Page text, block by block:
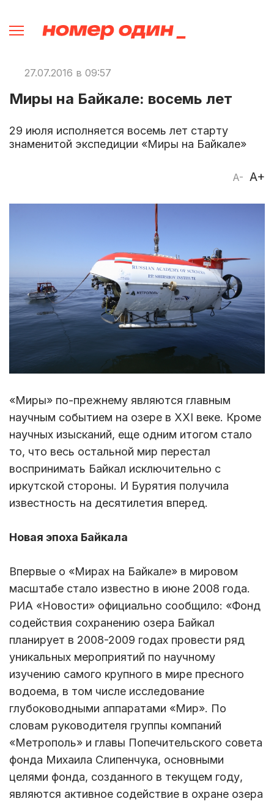
27.07.2016 в 09:57
Миры на Байкале: восемь лет
29 июля исполняется восемь лет старту
знаменитой экспедиции «Миры на Байкале»
A- A+
«Миры» по-прежнему являются главным
научным событием на озере в XXI веке. Кроме
научных изысканий, еще одним итогом стало
то, что весь остальной мир перестал
воспринимать Байкал исключительно с
иркутской стороны. И Бурятия получила
известность на десятилетия вперед.
Новая эпоха Байкала
Впервые о «Мирах на Байкале» в мировом
масштабе стало известно в июне 2008 года.
РИА «Новости» официально сообщило: «Фонд
содействия сохранению озера Байкал
планирует в 2008-2009 годах провести ряд
уникальных мероприятий по научному
изучению самого крупного в мире пресного
водоема, в том числе исследование
глубоководными аппаратами «Мир». По
словам руководителя группы компаний
«Метрополь» и главы Попечительского совета
фонда Михаила Слипенчука, основными
целями фонда, созданного в текущем году,
являются активное содействие в охране озера